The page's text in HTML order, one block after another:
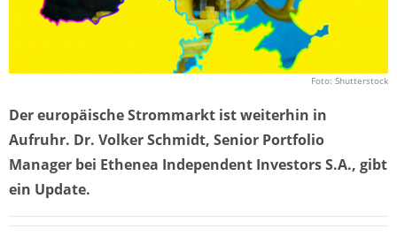
Foto: Shutterstock
Der europäische Strommarkt ist weiterhin in
Aufruhr. Dr. Volker Schmidt, Senior Portfolio
Manager bei Ethenea Independent Investors S.A., gibt
ein Update.